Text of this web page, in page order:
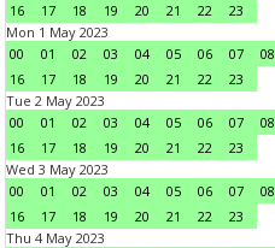
16
17 18 19 20 21 22
23
Mon 1 May 2023
00
01 02 03 04 05 06 07 08
16
17 18 19 20 21 22
23
Tue 2 May 2023
00
01 02 03 04 05 06 07 08
16
17 18 19 20 21 22
23
Wed 3 May 2023
00
01 02 03 04 05 06 07 08
16
17 18 19 20 21 22
23
Thu 4 May 2023